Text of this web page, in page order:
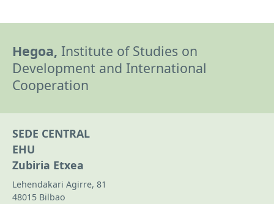
Hegoa, Institute of Studies on
Development and International
Cooperation
SEDE CENTRAL
EHU
Zubiria Etxea
Lehendakari Agirre, 81
48015 Bilbao